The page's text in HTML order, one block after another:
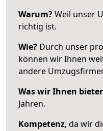
Warum?Weil unser
richtig ist.
Wie? Durch unser
können wir Ihnen
andere
Was wir Ihnen
Jahren.
Kompetenz, da wir